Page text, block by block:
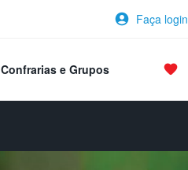
Confrarias e Grupos
Faça login